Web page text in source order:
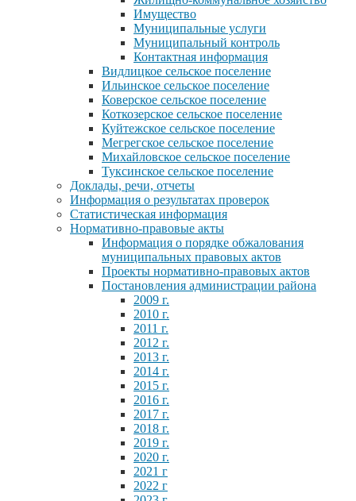
Имущество
Муниципальные услуги
Муниципальный контроль
Контактная информация
Видлицкое сельское поселение
Ильинское сельское поселение
Коверское сельское поселение
Коткозерское сельское поселение
Куйтежское сельское поселение
Мегрегское сельское поселение
Михайловское сельское поселение
Туксинское сельское поселение
Доклады, речи, отчеты
Информация о результатах проверок
Статистическая информация
Нормативно-правовые акты
Информация о порядке обжалования
муниципальных правовых актов
Проекты нормативно-правовых актов
Постановления администрации района
2009 г.
2010 г.
2011 г.
2012 г.
2013 г.
2014 г.
2015 г.
2016 г.
2017 г.
2018 г.
2019 г.
2020 г.
2021 г
2022 г